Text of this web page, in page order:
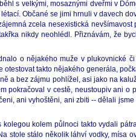
s velkými, mosaznými dveřmi v
Občané se jimi hrnuli v davech
zcela nesexistická
nikdy neohlédl. Přiznávám, že
o nějakého muže v plukovnické
takto nějakého generála,
a bez zájmu pohlížel, asi jako na
pokračoval v cestě, neustoupiv ani o
ani vyhoštěni, ani zbiti -- dělali
kolem půlnoci takto vydali
stálo několik láhví vodky, mísa